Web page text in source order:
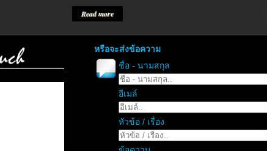
Read more
หรือจะส่งข้อความ
ชื่อ - นามสกุล
อีเมล์
หัวข้อ / เรื่อง